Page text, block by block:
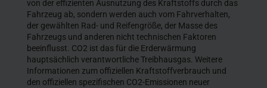
von der effizienten Ausnutzung des Kraftstoffs durch das
Fahrzeug ab, sondern werden auch vom Fahrverhalten,
der gewählten Rad- und Reifengröße, der Masse des
Fahrzeugs und anderen nicht technischen Faktoren
beeinflusst. CO2 ist das für die Erderwärmung
hauptsächlich verantwortliche Treibhausgas. Weitere
Informationen zum offiziellen Kraftstoffverbrauch und
den offiziellen spezifischen CO2-Emissionen neuer